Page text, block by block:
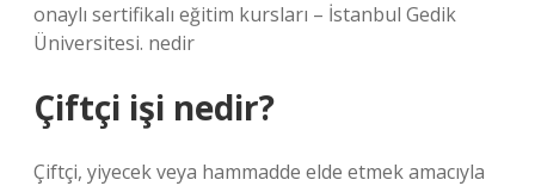
onaylı sertifikalı eğitim kursları – İstanbul Gedik
Üniversitesi. nedir
Çiftçi işi nedir?
Çiftçi, yiyecek veya hammadde elde etmek amacıyla